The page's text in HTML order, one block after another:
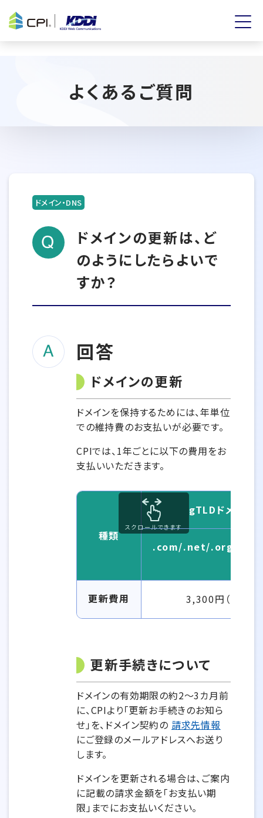
よくあるご質問
ドメイン・DNS
ドメインの更新は、ど
のようにしたらよいで
すか？
回答
ドメインの更新
ドメインを保持するためには、年単位
での維持費のお支払いが必要です。
CPIでは、1年ごとに以下の費用をお
支払いいただきます。
種類
gTLDドメイン
.com/.net/.org/
更新費用 3,300円（税込）
スクロールできます
更新手続きについて
ドメインの有効期限の約2～3カ月前
に、CPIより「更新お手続きのお知ら
せ」を、ドメイン契約の 請求先情報
にご登録のメールアドレスへお送り
します。
ドメインを更新される場合は、ご案内
に記載の請求金額を「お支払い期
限」までにお支払いください。